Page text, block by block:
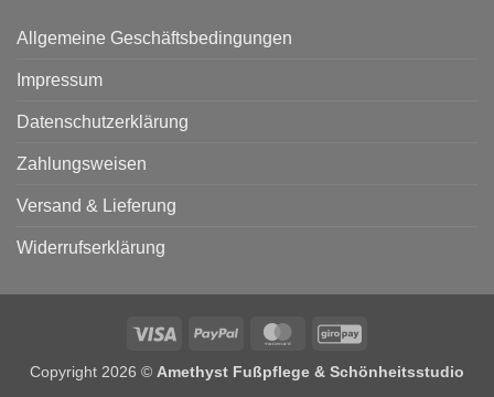
Allgemeine Geschäftsbedingungen
Impressum
Datenschutzerklärung
Zahlungsweisen
Versand & Lieferung
Widerrufserklärung
Visa PayPal MasterCardGiroPay
Copyright 2026 © Amethyst Fußpflege & Schönheitsstudio